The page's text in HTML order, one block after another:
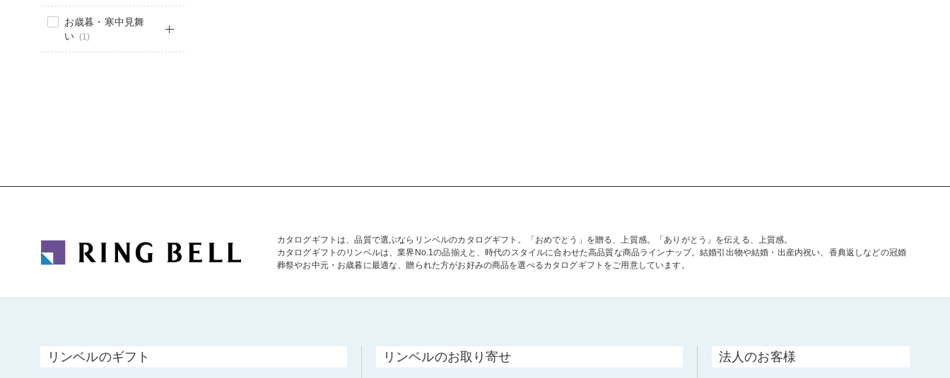
お歳暮・寒中見舞
い (1)
カタログギフトは、品質で選ぶならリンベルのカタログギフト。「おめでとう」を贈る、上質感。「ありがとう」を伝える、上質感。
カタログギフトのリンベルは、業界No.1の品揃えと、時代のスタイルに合わせた高品質な商品ラインナップ。結婚引出物や結婚・出産内祝い、香典返しなどの冠婚
葬祭やお中元・お歳暮に最適な、贈られた方がお好みの商品を選べるカタログギフトをご用意しています。
リンベルのギフト リンベルのお取り寄せ 法人のお客様